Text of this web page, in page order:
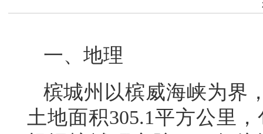
一、地理
槟城州以槟威海峡为界
土地面积305.1平方公里